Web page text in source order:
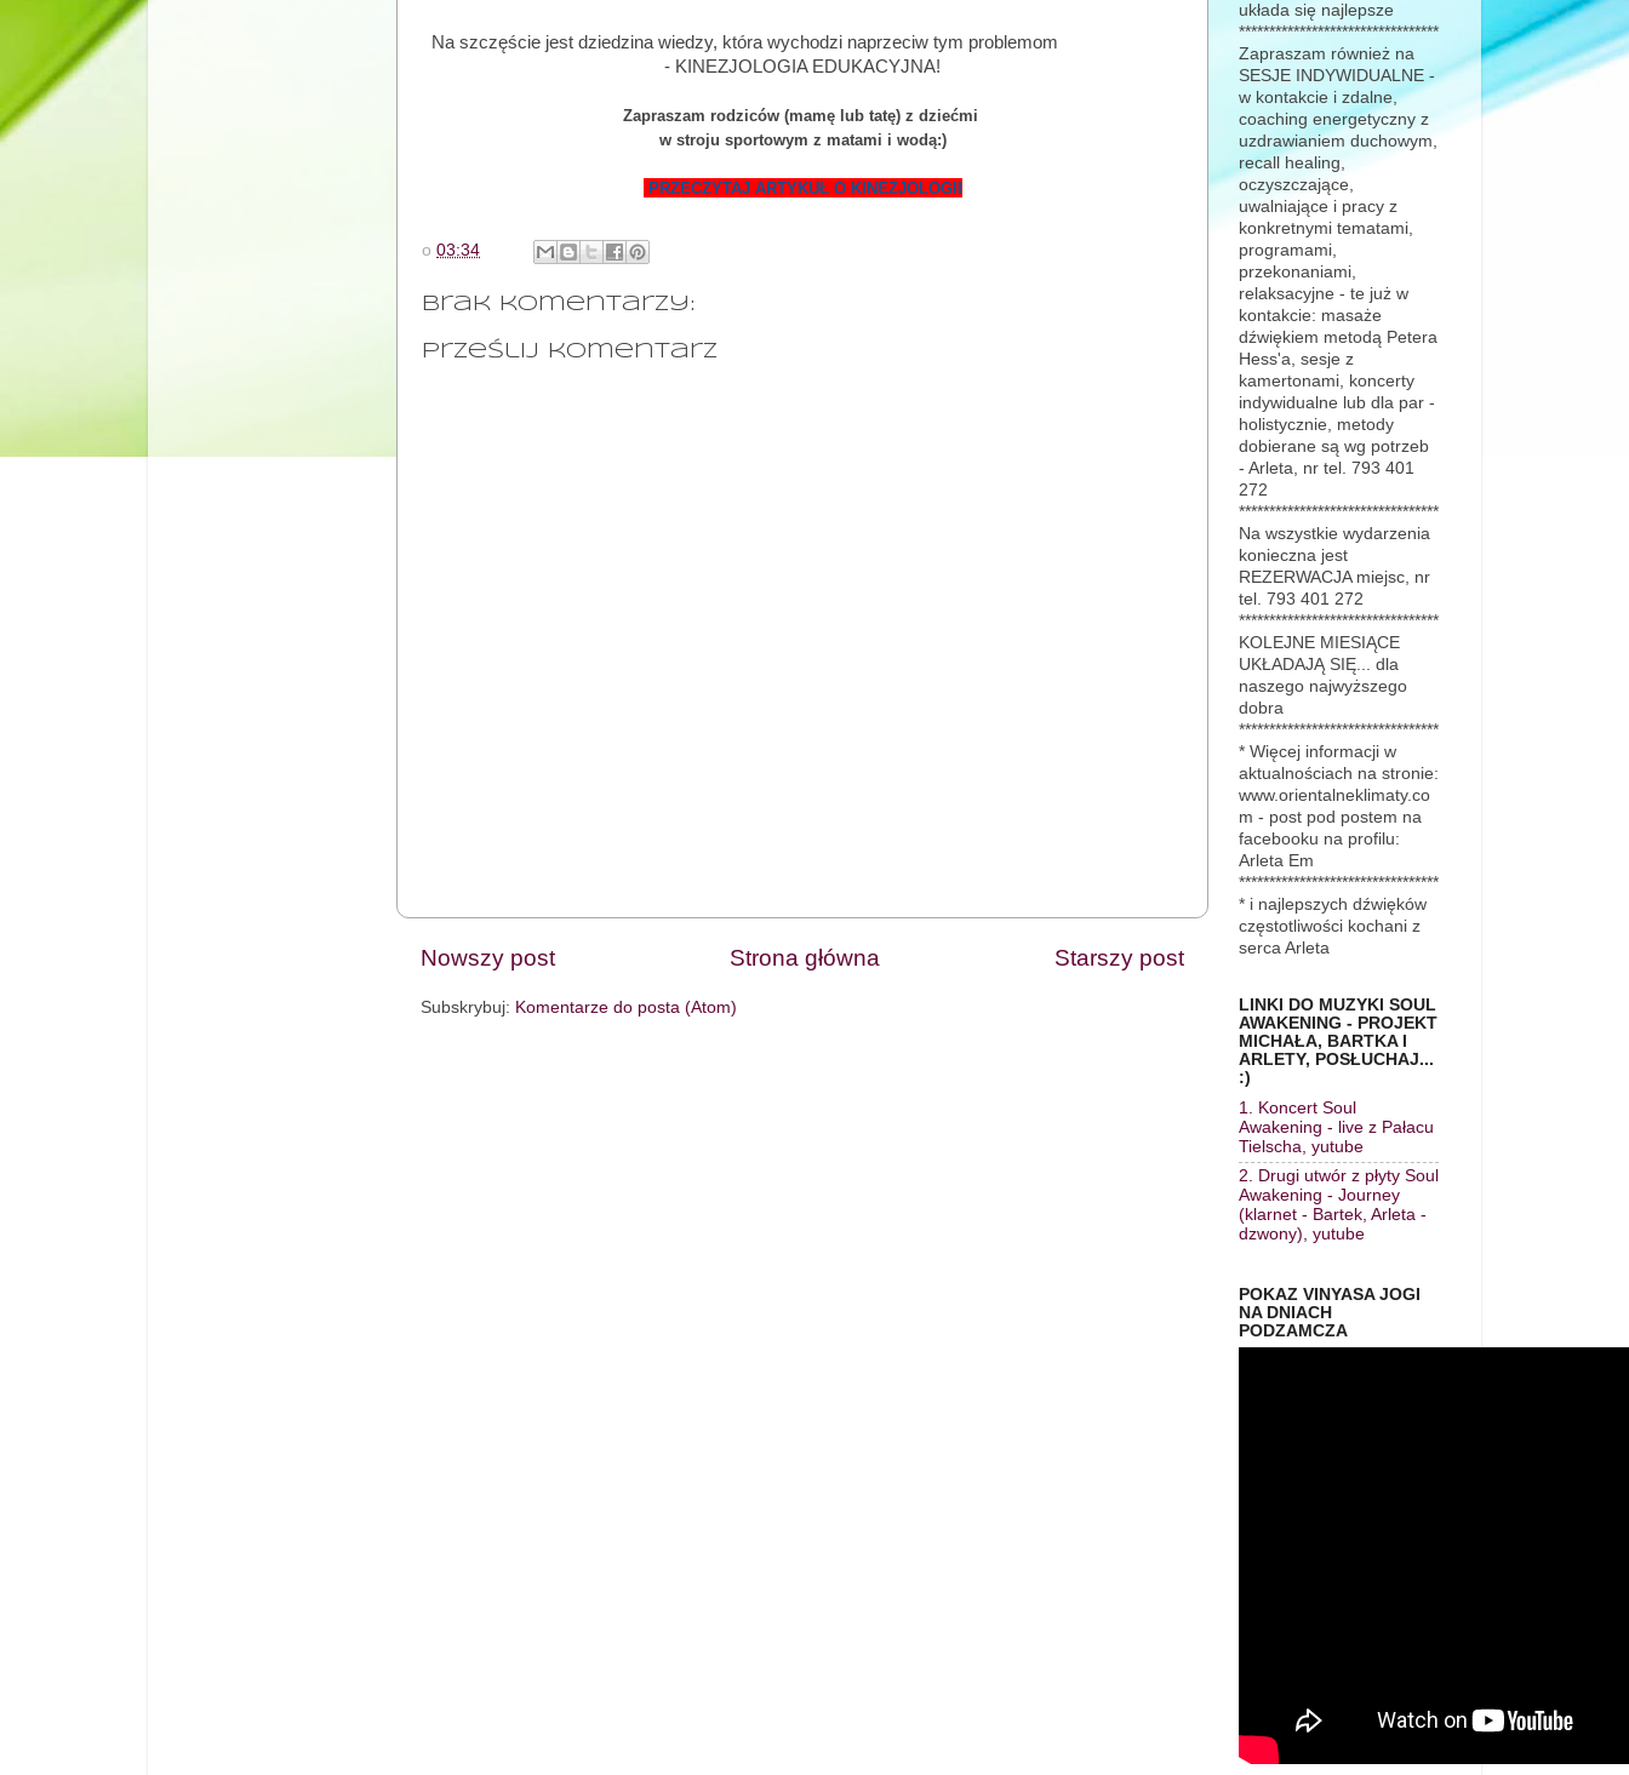
Na szczęście jest dziedzina wiedzy, która wychodzi naprzeciw tym problemom
- KINEZJOLOGIA EDUKACYJNA!
Zapraszam rodziców (mamę lub tatę) z dziećmi
w stroju sportowym z matami i wodą:)
PRZECZYTAJ ARTYKUŁ O KINEZJOLOGII
o 03:34
Brak komentarzy:
Prześlij komentarz
Nowszy post Starszy post
Strona główna
Subskrybuj: Komentarze do posta (Atom)
układa się najlepsze
*********************************
Zapraszam również na
SESJE INDYWIDUALNE -
w kontakcie i zdalne,
coaching energetyczny z
uzdrawianiem duchowym,
recall healing,
oczyszczające,
uwalniające i pracy z
konkretnymi tematami,
programami,
przekonaniami,
relaksacyjne - te już w
kontakcie: masaże
dźwiękiem metodą Petera
Hess'a, sesje z
kamertonami, koncerty
indywidualne lub dla par -
holistycznie, metody
dobierane są wg potrzeb
- Arleta, nr tel. 793 401
272
*********************************
Na wszystkie wydarzenia
konieczna jest
REZERWACJA miejsc, nr
tel. 793 401 272
*********************************
KOLEJNE MIESIĄCE
UKŁADAJĄ SIĘ... dla
naszego najwyższego
dobra
*********************************
* Więcej informacji w
aktualnościach na stronie:
www.orientalneklimaty.co
m - post pod postem na
facebooku na profilu:
Arleta Em
*********************************
* i najlepszych dźwięków
częstotliwości kochani z
serca Arleta
LINKI DO MUZYKI SOUL
AWAKENING - PROJEKT
MICHAŁA, BARTKA I
ARLETY, POSŁUCHAJ...
:)
1. Koncert Soul
Awakening - live z Pałacu
Tielscha, yutube
2. Drugi utwór z płyty Soul
Awakening - Journey
(klarnet - Bartek, Arleta -
dzwony), yutube
POKAZ VINYASA JOGI
NA DNIACH
PODZAMCZA